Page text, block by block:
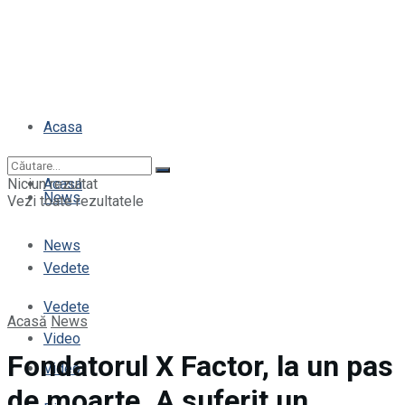
Acasa
News
Vedete
Video
Acasa
News
Vedete
Video
Niciun rezultat
Vezi toate rezultatele
Acasă News
Fondatorul X Factor, la un pas